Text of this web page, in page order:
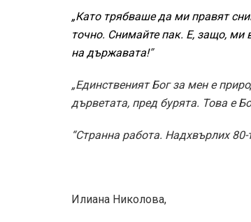
„Като трябваше да ми правят
точно. Снимайте пак. Е, защо, ми
на държавата!”
„Единственият Бог за мен е
дърветата, пред бурята. Това е
“Странна работа. Надхвърлих
Илиана Николова,